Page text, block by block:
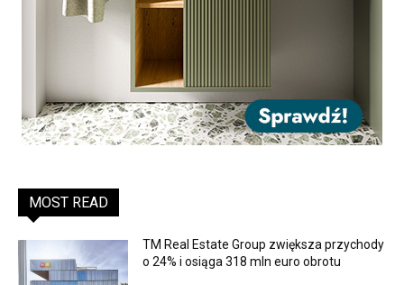
MOST READ
TM Real Estate Group zwiększa przychody
o 24% i osiąga 318 mln euro obrotu